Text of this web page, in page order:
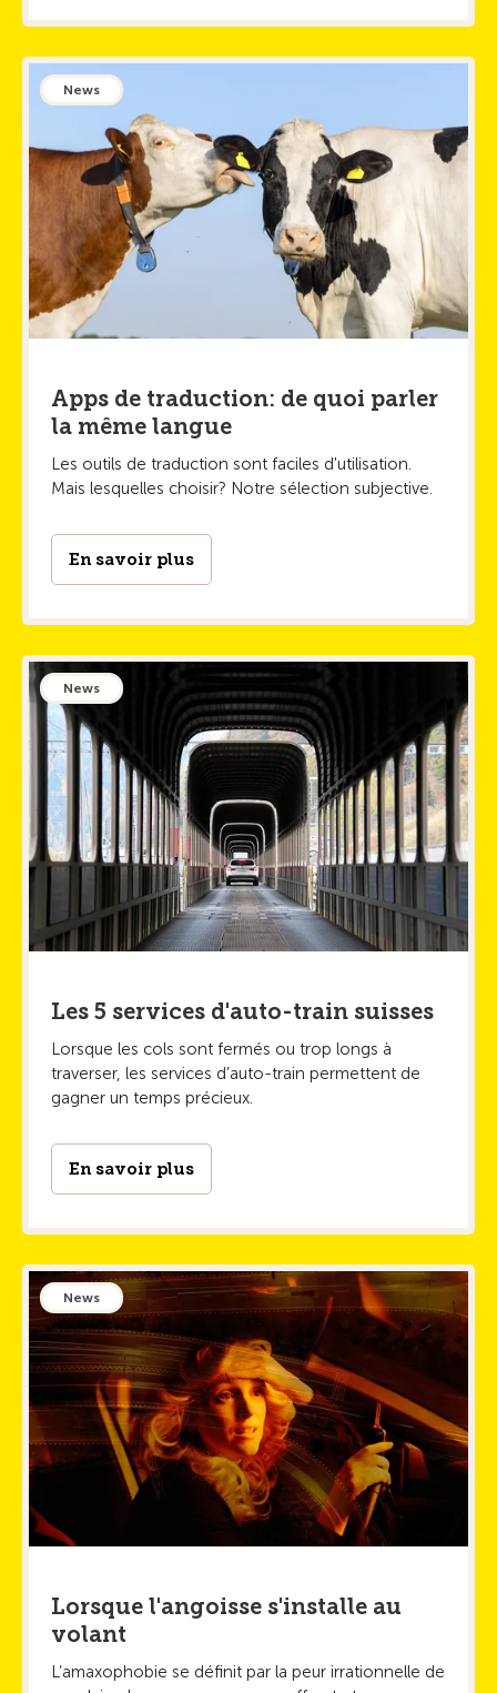
News
Apps de traduction: de quoi parler
la même langue
Les outils de traduction sont faciles d'utilisation.
Mais lesquelles choisir? Notre sélection subjective.
En savoir plus
News
Les 5 services d'auto-train suisses
Lorsque les cols sont fermés ou trop longs à
traverser, les services d’auto-train permettent de
gagner un temps précieux.
En savoir plus
News
Lorsque l'angoisse s'installe au
volant
L’amaxophobie se définit par la peur irrationnelle de